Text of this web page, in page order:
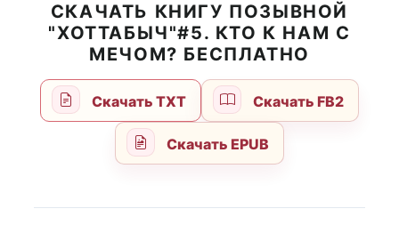
СКАЧАТЬ КНИГУ ПОЗЫВНОЙ
"ХОТТАБЫЧ"#5. КТО К НАМ С
МЕЧОМ? БЕСПЛАТНО
Скачать TXT Скачать FB2
Скачать EPUB